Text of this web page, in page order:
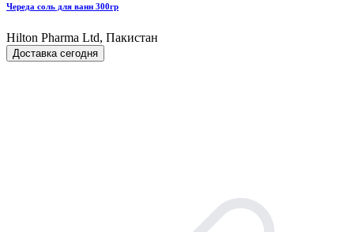
Череда соль для ванн 300гр
Hilton Pharma Ltd, Пакистан
Доставка сегодня